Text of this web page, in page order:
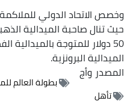
وخصص الاتحاد الدولي
الميدالية البرونزية.
المصدروأج
بطولة العالم
تأهل